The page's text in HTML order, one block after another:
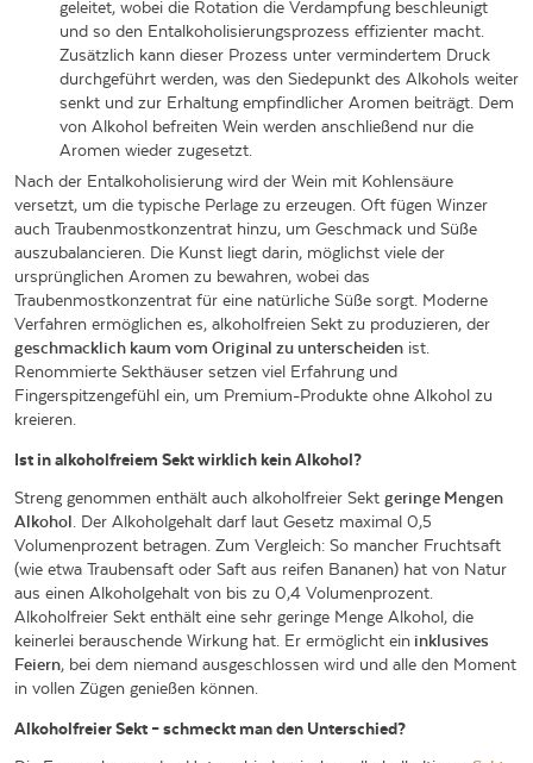
geleitet, wobei die Rotation die Verdampfung beschleunigt
und so den Entalkoholisierungsprozess effizienter macht.
Zusätzlich kann dieser Prozess unter vermindertem Druck
durchgeführt werden, was den Siedepunkt des Alkohols weiter
senkt und zur Erhaltung empfindlicher Aromen beiträgt. Dem
von Alkohol befreiten Wein werden anschließend nur die
Aromen wieder zugesetzt.
Nach der Entalkoholisierung wird der Wein mit Kohlensäure
versetzt, um die typische Perlage zu erzeugen. Oft fügen Winzer
auch Traubenmostkonzentrat hinzu, um Geschmack und Süße
auszubalancieren. Die Kunst liegt darin, möglichst viele der
ursprünglichen Aromen zu bewahren, wobei das
Traubenmostkonzentrat für eine natürliche Süße sorgt. Moderne
Verfahren ermöglichen es, alkoholfreien Sekt zu produzieren, der
geschmacklich kaum vom Original zu unterscheiden ist.
Renommierte Sekthäuser setzen viel Erfahrung und
Fingerspitzengefühl ein, um Premium-Produkte ohne Alkohol zu
kreieren.
Ist in alkoholfreiem Sekt wirklich kein Alkohol?
Streng genommen enthält auch alkoholfreier Sekt geringe Mengen
Alkohol . Der Alkoholgehalt darf laut Gesetz maximal 0,5
Volumenprozent betragen. Zum Vergleich: So mancher Fruchtsaft
(wie etwa Traubensaft oder Saft aus reifen Bananen) hat von Natur
aus einen Alkoholgehalt von bis zu 0,4 Volumenprozent.
Alkoholfreier Sekt enthält eine sehr geringe Menge Alkohol, die
keinerlei berauschende Wirkung hat. Er ermöglicht ein inklusives
Feiern, bei dem niemand ausgeschlossen wird und alle den Moment
in vollen Zügen genießen können.
Alkoholfreier Sekt – schmeckt man den Unterschied?